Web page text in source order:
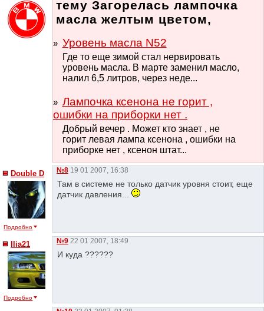
тему Загорелась лампочка
масла желтым цветом,
Уровень масла N52
Где то еще зимой стал нервировать
уровень масла. В марте заменил масло,
налил 6,5 литров, через неде...
Лампочка ксенона не горит ,
ошибки на приборки нет .
Добрый вечер . Может кто знает , не
горит левая лампа ксенона , ошибки на
приборке нет , ксенон штат...
Double D
Подробно
№8 19 01 2007, 16:38
Там в системе не только датчик уровня стоит, еще
датчик давления...
Ilia21
Подробно
№9 22 01 2007, 18:49
И куда ??????